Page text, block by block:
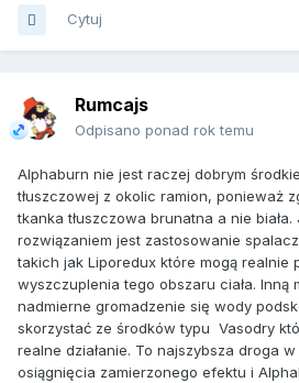
Cytuj
Rumcajs
Odpisano ponad rok temu
Alphaburn nie jest raczej dobrym
tłuszczowej z okolic ramion, ponieważ
tkanka tłuszczowa brunatna a nie
rozwiązaniem jest zastosowanie
takich jak Liporedux które mogą realnie
wyszczuplenia tego obszaru ciała. Inną
nadmierne gromadzenie się wody
skorzystać ze środków typu Vasodry
realne działanie. To najszybsza droga
osiągnięcia zamierzonego efektu i